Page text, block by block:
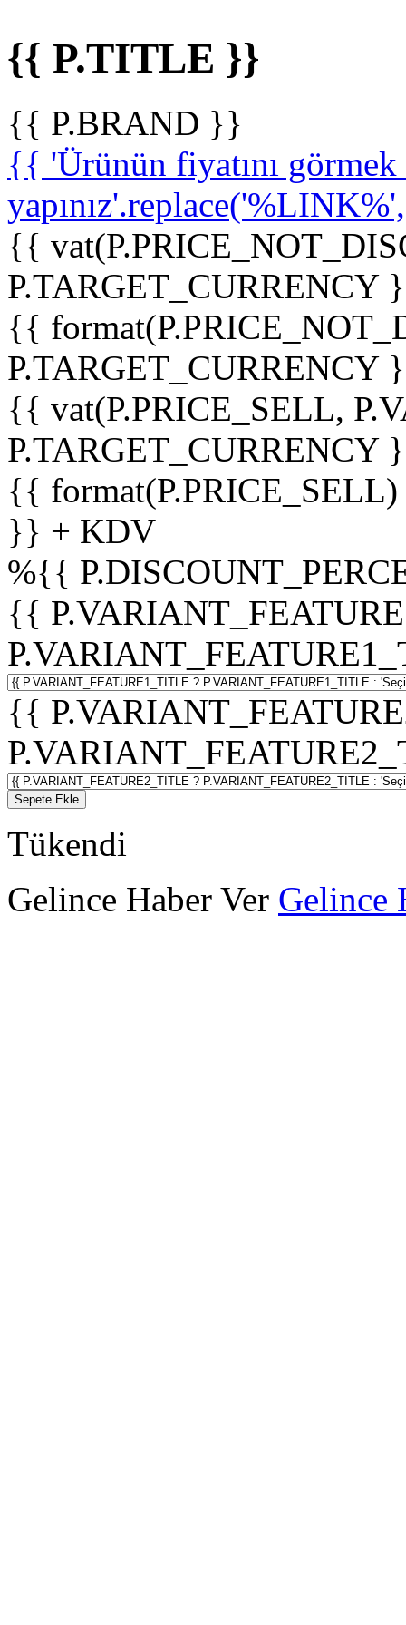
{{ P.TITLE }}
{{ P.BRAND }}
{{ 'Ürünün fiyatını
{{
P.TARGET_CURRENCY
{{
P.TARGET_CURRENCY
{{ vat(P.PRICE_SELL,
P.TARGET_CURRENCY
{{
}} + KDV
%{{
{{
{{
Sepete Ekle
Tükendi
Gelince Haber Ver Gelince